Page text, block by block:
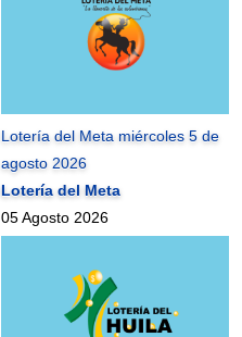
Lotería del Meta miércoles 5 de
agosto 2026
Lotería del Meta
05 Agosto 2026